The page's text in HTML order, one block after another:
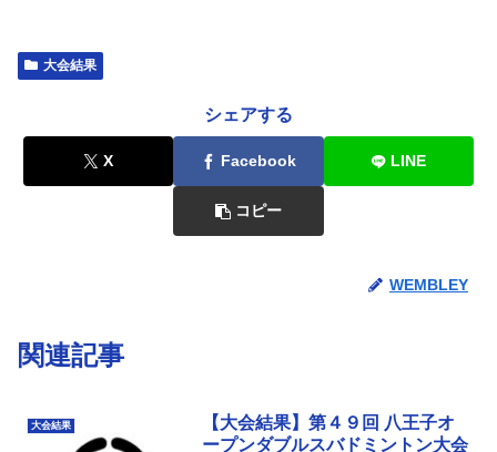
大会結果
シェアする
X Facebook LINE
コピー
WEMBLEY
関連記事
大会結果
【大会結果】第４９回 八王子オ
ープンダブルスバドミントン大会